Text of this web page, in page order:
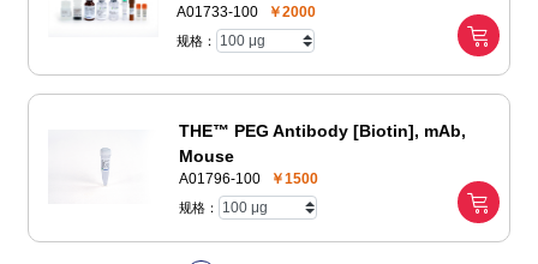
A01733-100 ￥2000
规格：
THE™ PEG Antibody [Biotin], mAb,
Mouse
A01796-100 ￥1500
规格：